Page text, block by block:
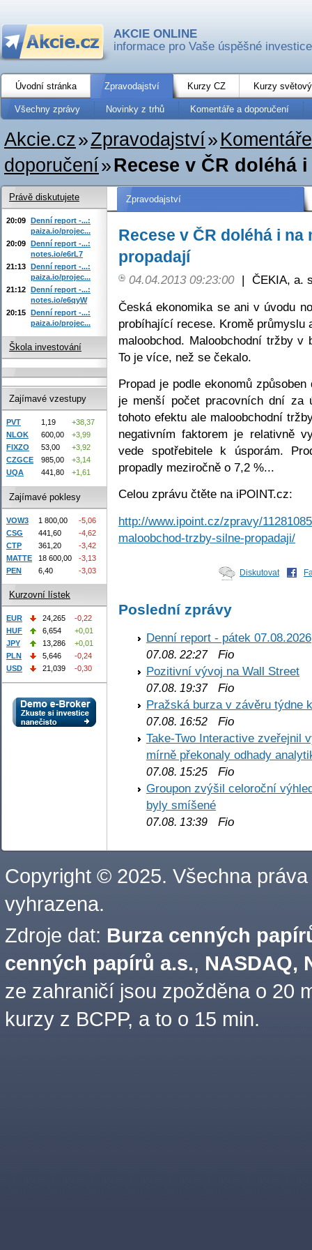
AKCIE ONLINE
informace pro Vaše úspěšné investice
Úvodní stránka Zpravodajství Kurzy CZ Kurzy
Všechny zprávy Novinky z trhů Komentáře a doporučení
Akcie.cz»Zpravodajství»
doporučení»Recese v ČR doléhá
Zpravodajství
Recese v ČR doléhá i
propadají
04.04.2013 09:23:00 | ČEKIA, a.
Česká ekonomika se ani v úvodu
probíhající recese. Kromě
maloobchod. Maloobchodní tržby
To je více, než se čekalo.
Propad je podle ekonomů
je menší počet pracovních dní
tohoto efektu ale maloobchodní
negativním faktorem je relativně
vede spotřebitele k úsporám.
propadly meziročně o 7,2 %...
Celou zprávu čtěte na iPOINT.cz:
http://www.ipoint.cz/zpravy/
maloobchod-trzby-silne-propadaji/
Diskutovat
Poslední zprávy
Denní report - pátek 07.08.2026
07.08. 22:27Fio
Pozitivní vývoj na Wall Street
07.08. 19:37Fio
Pražská burza v závěru týdne
07.08. 16:52 Fio
Take-Two Interactive zveřejnil
mírně překonaly odhady
07.08. 15:25 Fio
Groupon zvýšil celoroční
byly smíšené
07.08. 13:39 Fio
Právě diskutujete
20:09 Denní report -...:
paiza.io/projec...
20:09 Denní report -...:
notes.io/e6rL7
21:13 Denní report -...:
paiza.io/projec...
21:12 Denní report -...:
notes.io/e6qyW
20:15 Denní report -...:
paiza.io/projec...
Škola investování
Zajímavé vzestupy
PVT 1,19
+38,37
NLOK
600,00
+3,99
FIXZO
53,00
+3,92
CZGCE
985,00
+3,14
UQA
441,80 +1,61
Zajímavé poklesy
VOW3 1 800,00
-5,06
CSG
441,60
-4,62
CTP
361,20
-3,42
MATTE
18 600,00
-3,13
PEN
6,40 -3,03
Kurzovní lístek
EUR 24,265
-0,22
HUF
6,654
+0,01
JPY
13,286
+0,01
PLN
5,646
-0,24
USD
21,039 -0,30
Copyright © 2025. Všechna práva
vyhrazena.
Zdroje dat: Burza cenných
cenných papírů a.s., NASDAQ,
ze zahraničí jsou zpožděna o 20
kurzy z BCPP, a to o 15 min.